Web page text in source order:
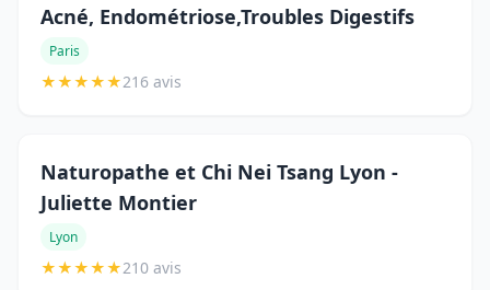
Acné, Endométriose,Troubles Digestifs
Paris
★★★★★216 avis
Naturopathe et Chi Nei Tsang Lyon -
Juliette Montier
Lyon
★★★★★210 avis